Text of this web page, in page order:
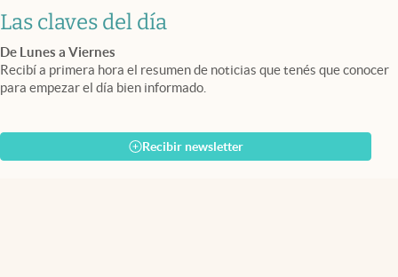
Las claves del día
De Lunes a Viernes
Recibí a primera hora el resumen de noticias que tenés que conocer
para empezar el día bien informado.
Recibir newsletter